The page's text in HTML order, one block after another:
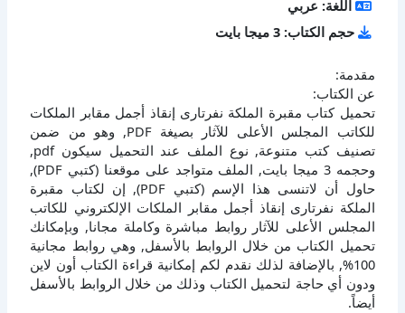
اللغة: عربي
حجم الكتاب: 3 ميجا بايت
مقدمة:
عن الكتاب:
تحميل كتاب مقبرة الملكة نفرتارى إنقاذ أجمل مقابر الملكات
للكاتب المجلس الأعلى للآثار بصيغة PDF, وهو من ضمن
تصنيف كتب متنوعة, نوع الملف عند التحميل سيكون pdf,
وحجمه 3 ميجا بايت, الملف متواجد على موقعنا (كتبي PDF),
حاول أن لاتنسى هذا الإسم (كتبي PDF), إن لكتاب مقبرة
الملكة نفرتارى إنقاذ أجمل مقابر الملكات الإلكتروني للكاتب
المجلس الأعلى للآثار روابط مباشرة وكاملة مجانا, وبإمكانك
تحميل الكتاب من خلال الروابط بالأسفل, وهي روابط مجانية
100%, بالإضافة لذلك نقدم لكم إمكانية قراءة الكتاب أون لاين
ودون أي حاجة لتحميل الكتاب وذلك من خلال الروابط بالأسفل
أيضاً.